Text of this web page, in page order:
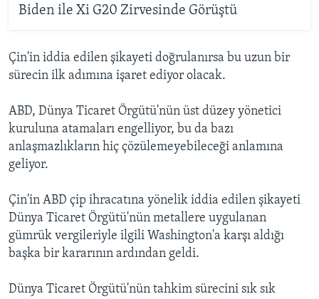
Biden ile Xi G20 Zirvesinde Görüştü
Çin'in iddia edilen şikayeti doğrulanırsa bu uzun bir
sürecin ilk adımına işaret ediyor olacak.
ABD, Dünya Ticaret Örgütü'nün üst düzey yönetici
kuruluna atamaları engelliyor, bu da bazı
anlaşmazlıkların hiç çözülemeyebileceği anlamına
geliyor.
Çin'in ABD çip ihracatına yönelik iddia edilen şikayeti
Dünya Ticaret Örgütü'nün metallere uygulanan
gümrük vergileriyle ilgili Washington'a karşı aldığı
başka bir kararının ardından geldi.
Dünya Ticaret Örgütü'nün tahkim sürecini sık sık